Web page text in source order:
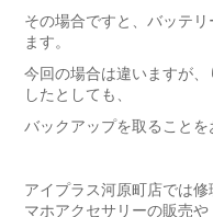
その場合ですと、バッテ
ます。
今回の場合は違いますが
したとしても、
バックアップを取ることを
アイプラス河原町店では
マホアクセサリーの販売や